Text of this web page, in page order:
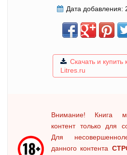
Дата добавления:
Скачать и купить
Litres.ru
Внимание! Книга
контент только для
Для
данного контента